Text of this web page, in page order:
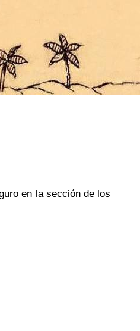
en la sección de los